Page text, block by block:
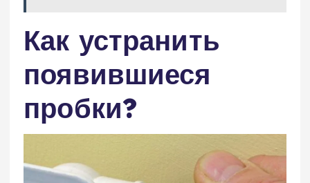
Как устранить
появившиеся
пробки?